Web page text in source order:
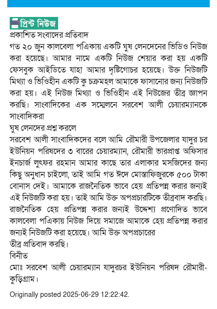
প্রকাশিত সংবাদের প্রতিবাদ
গত ২০ জুন কালবেলা পএিকায় একটি ঘুষ লেনদেনের ভিডিও নিউজ
করা হয়েছে। আমার নামে একটি নিউজ শেয়ার করা হয় একটি
ফেসবুক আইডিতে যাহা আমার দৃষ্টিগোচর হয়েছে। উক্ত নিউজটি
মিথ্যা ও ভিওিহীন একটি কু চক্রমহল আমাকে ফাসানোর জন্য নিউজটি
করা হয়। এই নিউজ মিথ্যা ও ভিওিহীন এই নিউজের তীব্র জ্ঞাপন
করছি। সাংবাদিকের এক সম্মেলনে সরবেশ আলী চেয়ারম্যানকে
সাংবাদিকরা
ঘুষ লেনদের প্রশ্ন করলে
সরবেশ আলী সাংবাদিকদের বলে আমি রৌমারী উপজেলার যাদুর চর
ইউনিয়ন পরিষদের ৩ বারের চেয়ারম্যান, রৌমারী ভারপ্রাপ্ত অফিসার
ইনচার্জ লুৎফর রহমান আমার কাছে তার এলাকার মসজিদের জন্য
কিছু অনুধান চাইলো, তাই আমি গত ঈদে মোস্তাফিজুরকে ৫০০ টাকা
বোনাস দেই। আমাকে রাজনৈতিক ভাবে হেয় প্রতিপন্ন করার জন্যই
এই নিউজটি করা হয়। তাই আমি উক্ত অপপ্রচারটিকে তীব্রবাদ করছি।
রাজনৈতিক হেয় প্রতিপন্ন করার জন্যই উদ্দেশ্য প্রণোদিত ভাবে
কালবেলা পএিকায় নিউজ দিয়ে সমাজে আমাকে হেয় প্রতিপন্ন করার
জন্যই নিউজটি করা হয়েছে। আমি উক্ত অপপ্রচারের
তীব্র প্রতিবাদ করছি।
বিনীত
মোঃ সরবেশ আলী চেয়ারম্যান যাদুরচর ইউনিয়ন পরিষদ রৌমারী-
কুড়িগ্রাম।
Originally posted 2025-06-29 12:22:42.